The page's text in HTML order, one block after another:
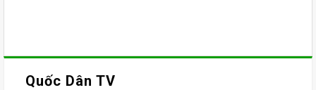
Quốc Dân TV